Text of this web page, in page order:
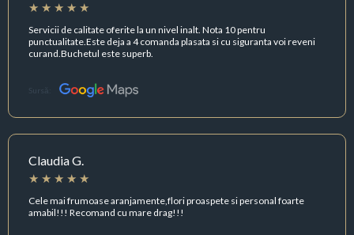
Servicii de calitate oferite la un nivel inalt. Nota 10 pentru
punctualitate.Este deja a 4 comanda plasata si cu siguranta voi reveni
curand.Buchetul este superb.
Sursă:
Claudia G.
Cele mai frumoase aranjamente,flori proaspete si personal foarte
amabil!!! Recomand cu mare drag!!!